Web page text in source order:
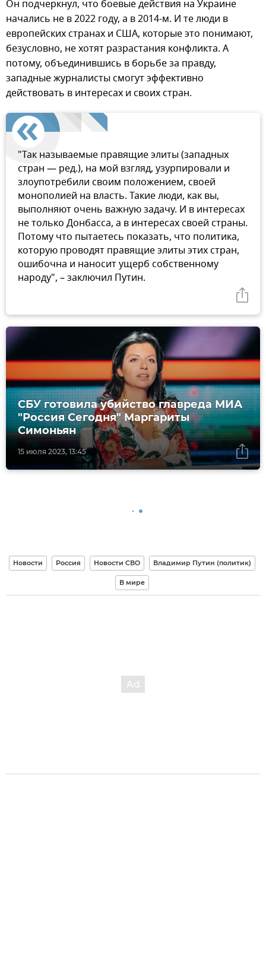
Он подчеркнул, что боевые действия на Украине
начались не в 2022 году, а в 2014-м. И те люди в
европейских странах и США, которые это понимают,
безусловно, не хотят разрастания конфликта. А
потому, объединившись в борьбе за правду,
западные журналисты смогут эффективно
действовать в интересах и своих стран.
"Так называемые правящие элиты (западных
стран — ред.), на мой взгляд, узурпировали и
злоупотребили своим положением, своей
монополией на власть. Такие люди, как вы,
выполняют очень важную задачу. И в интересах
не только Донбасса, а в интересах своей страны.
Потому что пытаетесь показать, что политика,
которую проводят правящие элиты этих стран,
ошибочна и наносит ущерб собственному
народу", – заключил Путин.
15 июля 2023, 13:45
СБУ готовила убийство главреда МИА
"Россия Сегодня" Маргариты
Симоньян
Новости Россия Новости СВО Владимир Путин (политик)
В мире